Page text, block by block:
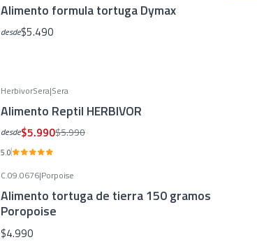
Alimento formula tortuga Dymax
desde$5.490
HerbivorSera|Sera
Alimento Reptil HERBIVOR
desde$5.990$5.990
5.0
C.09.0676|Porpoise
Alimento tortuga de tierra 150 gramos
Poropoise
$4.990